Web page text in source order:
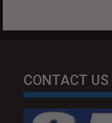
CONTACT US